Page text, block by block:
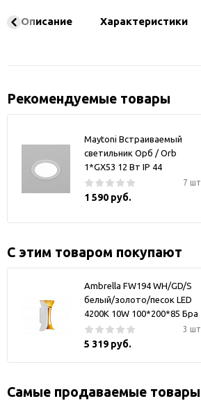
Описание Характеристики
Рекомендуемые товары
Maytoni Встраиваемый
светильник Орб / Orb
1*GX53 12 Вт IP 44
7 шт
1 590 руб.
С этим товаром покупают
Ambrella FW194 WH/GD/S
белый/золото/песок LED
4200K 10W 100*200*85 Бра
3 шт
5 319 руб.
Самые продаваемые товары